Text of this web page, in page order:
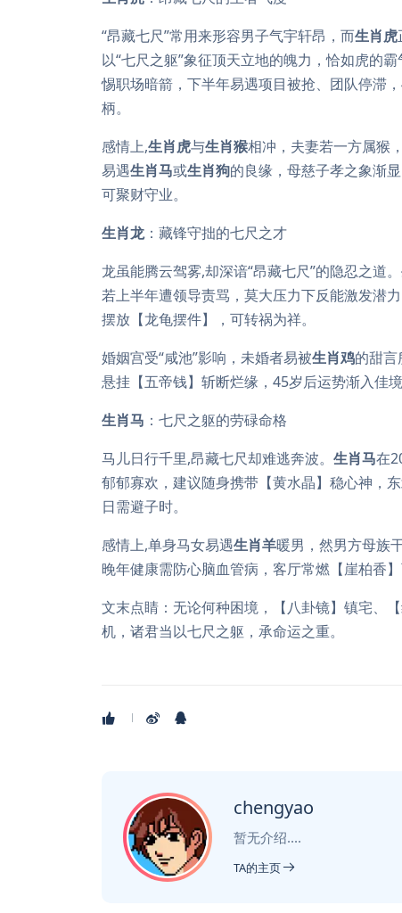
“昂藏七尺”常用来形容男子气宇轩昂，而生肖虎
以“七尺之躯”象征顶天立地的魄力，恰如虎的
惕职场暗箭，下半年易遇项目被抢、团队停滞
柄。
感情上,生肖虎与生肖猴相冲，夫妻若一方属猴
易遇生肖马或生肖狗的良缘，母慈子孝之象渐
可聚财守业。
生肖龙：藏锋守拙的七尺之才
龙虽能腾云驾雾,却深谙“昂藏七尺”的隐忍之道。
若上半年遭领导责骂，莫大压力下反能激发潜
摆放【龙龟摆件】，可转祸为祥。
婚姻宫受“咸池”影响，未婚者易被生肖鸡的甜
悬挂【五帝钱】斩断烂缘，45岁后运势渐入佳
生肖马 ：七尺之躯的劳碌命格
马儿日行千里,昂藏七尺却难逃奔波。 生肖马在
郁郁寡欢，建议随身携带【黄水晶】稳心神，
日需避子时。
感情上,单身马女易遇生肖羊暖男，然男方母族
晚年健康需防心脑血管病，客厅常燃【崖柏香
文末点睛：无论何种困境，【八卦镜】镇宅、
机，诸君当以七尺之躯，承命运之重。
chengyao
暂无介绍....
TA的主页